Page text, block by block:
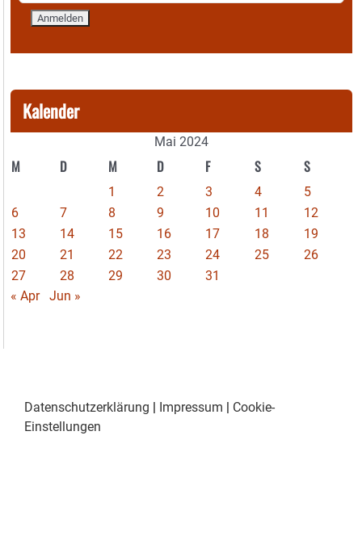
Kalender
Mai 2024
M D M D F S S
1 2 3 4
5
6
7 8 9 10 11
12
13
14 15 16 17 18
19
20
21 22 23 24 25
26
27
28 29 30
31
« Apr
Jun »
Datenschutzerklärung | Impressum | Cookie-
Einstellungen